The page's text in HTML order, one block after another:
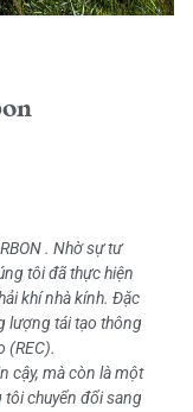
. Nhờ sự tư
tôi đã thực hiện
khí nhà kính. Đặc
lượng tái tạo thông
(REC).
cậy, mà còn là một
chuyển đổi sang